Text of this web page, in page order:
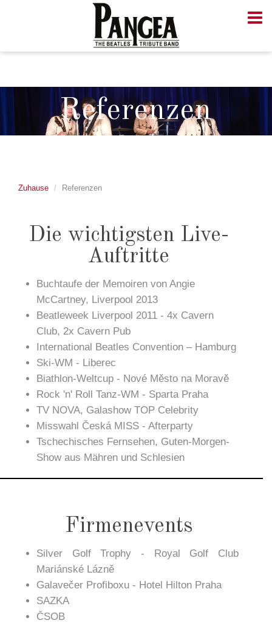
Referenzen
Zuhause Referenzen
Die wichtigsten Live-
Auftritte
Buchtaufe der Memoiren von Angie
McCartney, Liverpool 2013
Beatleweek Liverpool 2011 - 4x Cavern
Club, 2x Cavern Pub
International Beatles Convention – Hamburg
Ski-WM - Liberec
Biathlon-Weltcup - Nové Město na Moravě
Rock 'n' Roll Tanz-WM - Sparta Praha
TV NOVA, Galashow TOP Celebrity
Misswahl Česká MISS - Afterparty
Tschechisches Fernsehen, Guten-Morgen-
Show aus Mähren und Schlesien
Firmenevents
Silver Golf Trophy - Royal Golf Club
Mariánské Lázně
Galavečer Profiboxu - Hotel Hilton Praha
SAZKA
ČSOB